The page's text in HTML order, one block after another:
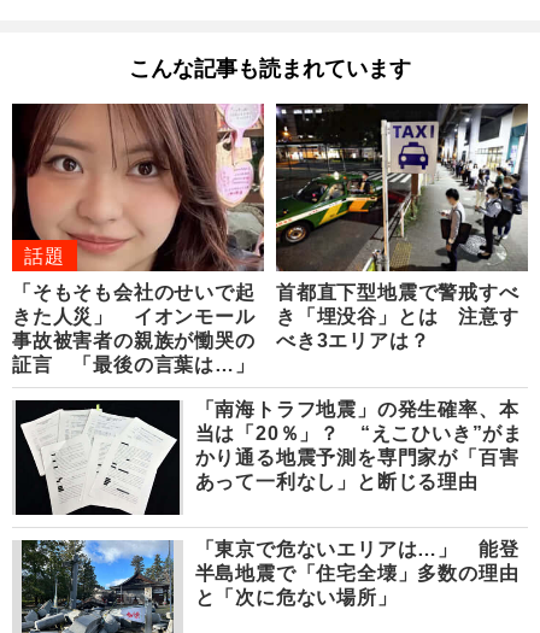
こんな記事も読まれています
話題
「そもそも会社のせいで起
きた人災」 イオンモール
事故被害者の親族が慟哭の
証言 「最後の言葉は…」
首都直下型地震で警戒すべ
き「埋没谷」とは 注意す
べき3エリアは？
「南海トラフ地震」の発生確率、本
当は「20％」？ “えこひいき”がま
かり通る地震予測を専門家が「百害
あって一利なし」と断じる理由
「東京で危ないエリアは…」 能登
半島地震で「住宅全壊」多数の理由
と「次に危ない場所」